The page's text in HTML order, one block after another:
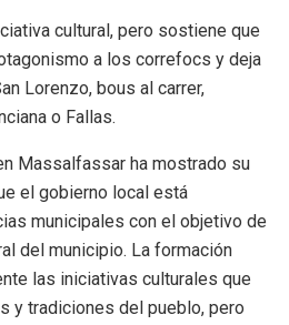
cultural, pero sostiene que
a los correfocs y deja
Lorenzo, bous al carrer,
o Fallas.
Massalfassar ha mostrado su
el gobierno local está
municipales con el objetivo de
del municipio. La formación
las iniciativas culturales que
y tradiciones del pueblo, pero